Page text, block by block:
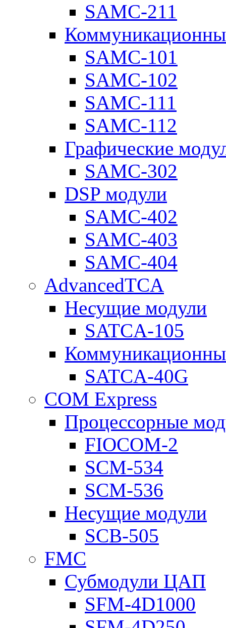
SAMC-211
SAMC-101
SAMC-102
SAMC-111
SAMC-112
Графические
SAMC-302
DSP модули
SAMC-402
SAMC-403
SAMC-404
AdvancedTCA
Несущие модули
SATCA-105
SATCA-40G
COM Express
Процессорные
FIOCOM-2
SCM-534
SCM-536
Несущие модули
SCB-505
FMC
Субмодули ЦАП
SFM-4D1000